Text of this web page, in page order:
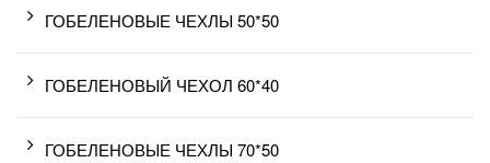
ГОБЕЛЕНОВЫЕ ЧЕХЛЫ 50*50
ГОБЕЛЕНОВЫЙ ЧЕХОЛ 60*40
ГОБЕЛЕНОВЫЕ ЧЕХЛЫ 70*50